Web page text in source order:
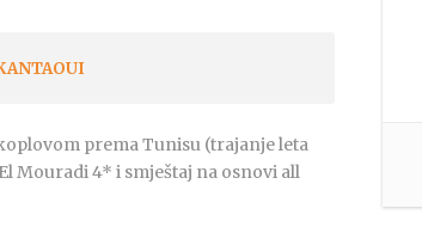
prema Tunisu (trajanje leta
Mouradi 4* i smještaj na osnovi all